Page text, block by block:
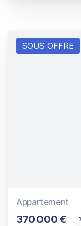
SOUS OFFRE
Appartement
370 000 €